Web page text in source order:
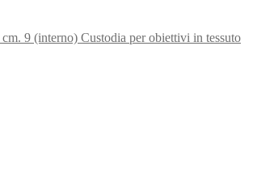
Custodia per obiettivi in tessuto